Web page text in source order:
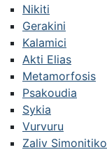
Nikiti
Gerakini
Kalamici
Akti Elias
Metamorfosis
Psakoudia
Sykia
Vurvuru
Zaliv Simonitiko